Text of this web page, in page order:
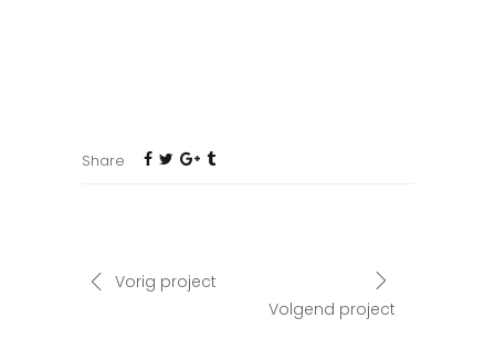
Share
Vorig project
Volgend project